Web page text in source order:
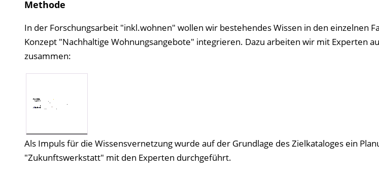
Methode
In der Forschungsarbeit "inkl.wohnen" wollen wir bestehendes Wissen in den einzelnen
Konzept "Nachhaltige Wohnungsangebote" integrieren. Dazu arbeiten wir mit Experten
zusammen:
Als Impuls für die Wissensvernetzung wurde auf der Grundlage des Zielkataloges ein
"Zukunftswerkstatt" mit den Experten durchgeführt.